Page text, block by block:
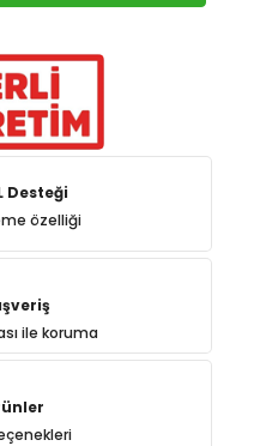
Desteği
özelliği
ile koruma